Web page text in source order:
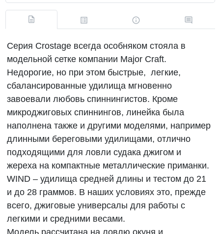
Серия Crostage всегда особняком стояла в
модельной сетке компании Major Craft.
Недорогие, но при этом быстрые, легкие,
сбалансированные удилища мгновенно
завоевали любовь спиннингистов. Кроме
микроджиговых спиннингов, линейка была
наполнена также и другими моделями, например
длинными береговыми удилищами, отлично
подходящими для ловли судака джигом и
жереха на компактные металлические приманки.
WIND – удилища средней длины и тестом до 21
и до 28 граммов. В наших условиях это, прежде
всего, джиговые универсалы для работы с
легкими и средними весами.